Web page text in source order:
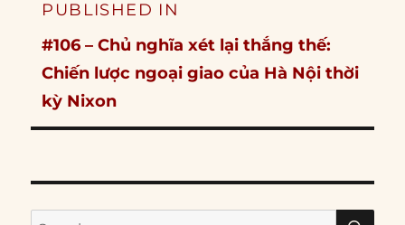
PUBLISHED IN
#106 – Chủ nghĩa xét lại thắng thế:
Chiến lược ngoại giao của Hà Nội thời
kỳ Nixon